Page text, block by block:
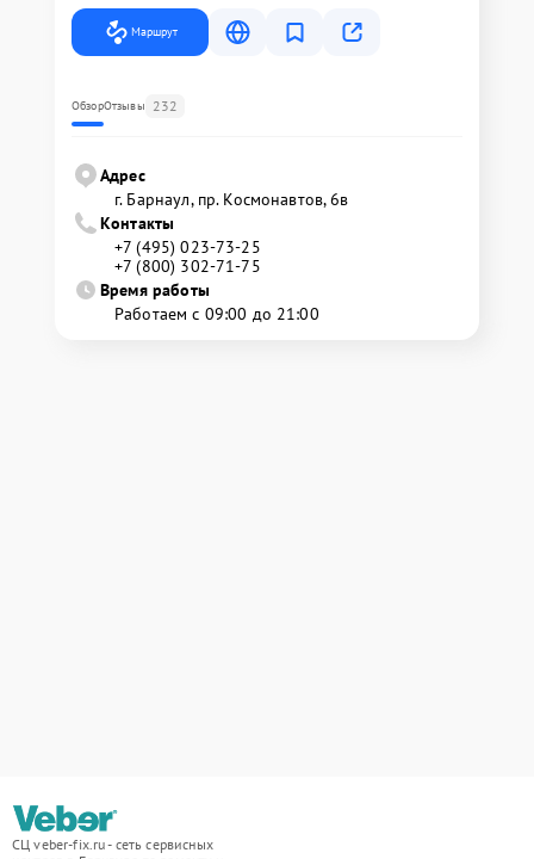
Маршрут
ОбзорОтзывы 232
Адрес
г. Барнаул, ​пр. Космонавтов, 6в
Контакты
+7 (495) 023-73-25
+7 (800) 302-71-75
Время работы
Работаем с 09:00 до 21:00
СЦ veber-fix.ru - сеть сервисных